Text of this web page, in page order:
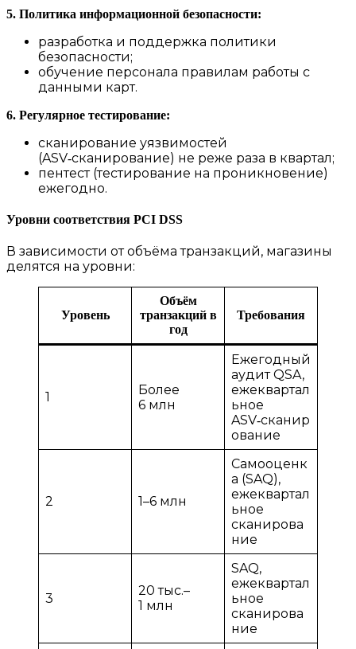
5. Политика информационной безопасности:
разработка и поддержка политики
безопасности;
обучение персонала правилам работы с
данными карт.
6. Регулярное тестирование:
сканирование уязвимостей
(ASV‑сканирование) не реже раза в квартал;
пентест (тестирование на проникновение)
ежегодно.
Уровни соответствия PCI DSS
В зависимости от объёма транзакций, магазины
делятся на уровни:
Уровень
Объём
транзакций в
год
Требования
1
Более
6 млн
Ежегодный
аудит QSA,
ежеквартал
ьное
ASV‑сканир
ование
2 1–6 млн
Самооценк
а (SAQ),
ежеквартал
ьное
сканирова
ние
3
20 тыс.–
1 млн
SAQ,
ежеквартал
ьное
сканирова
ние